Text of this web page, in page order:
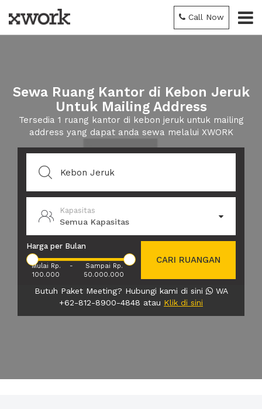
Call Now
Sewa Ruang Kantor di Kebon Jeruk
Untuk Mailing Address
Tersedia 1 ruang kantor di kebon jeruk untuk mailing
address yang dapat anda sewa melalui XWORK
Kapasitas
Semua Kapasitas
Harga per Bulan
Mulai Rp.
100.000
-
Sampai Rp.
50.000.000
CARI RUANGAN
Butuh Paket Meeting? Hubungi kami di sini
WA
+62-812-8900-4848 atau Klik di sini